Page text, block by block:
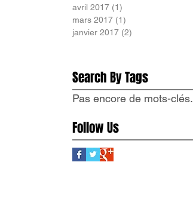
avril 2017 (1)
mars 2017 (1)
janvier 2017 (2)
Search By Tags
Pas encore de mots-clés.
Follow Us